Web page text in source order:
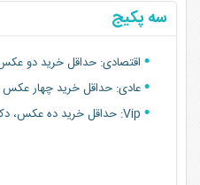
سه پکیج
اقتصادی: حداقل خرید دو
عادی: حداقل خرید چهار عکس